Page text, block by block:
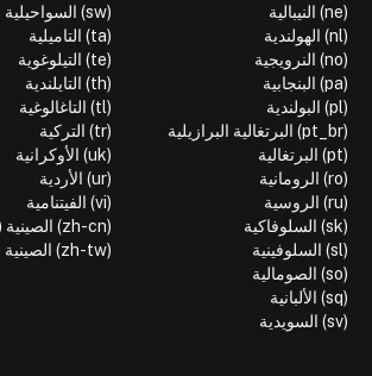
(ne) النيبالية
(nl) الهولندية
(no) النرويجية
(pa) البنجابية
(pl) البولندية
(pt_br) البرتغالية البرازيلية
(pt) البرتغالية
(ro) الرومانية
(ru) الروسية
(sk) السلوفاكية
(sl) السلوفينية
(so) الصومالية
(sq) الألبانية
(sv) السويدية
(sw) السواحيلية
(ta) التاميلية
(te) التيلوغوية
(th) التايلندية
(tl) التاغالوغية
(tr) التركية
(uk) الأوكرانية
(ur) الأردية
(vi) الفيتنامية
(zh-cn) الصينية (المبسطة)
(zh-tw) الصينية (التقليدية)